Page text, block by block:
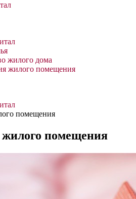
жилого дома
жилого помещения
помещения
помещения